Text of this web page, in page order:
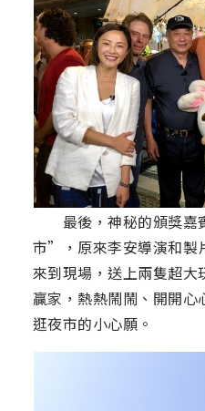
最後，神秘的頒獎嘉
市”，原來李安導演和製
來到現場，送上兩隻超大
贏家，熱熱鬧鬧、開開心
逛夜市的小心願。